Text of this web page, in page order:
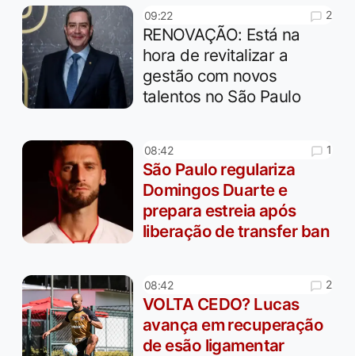
09:22 2
RENOVAÇÃO: Está na
hora de revitalizar a
gestão com novos
talentos no São Paulo
08:42 1
São Paulo regulariza
Domingos Duarte e
prepara estreia após
liberação de transfer ban
08:42 2
VOLTA CEDO? Lucas
avança em recuperação
de esão ligamentar